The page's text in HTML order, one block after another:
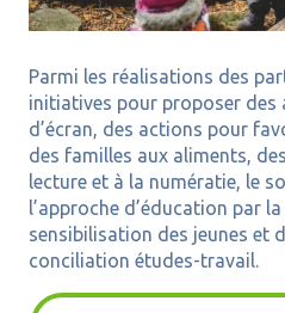
Parmi les réalisations des
initiatives pour proposer des
d’écran, des actions pour
des familles aux aliments,
lecture et à la numératie, le
l’approche d’éducation par
sensibilisation des jeunes et
conciliation études-travail.